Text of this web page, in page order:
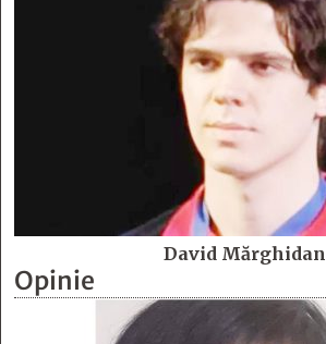
David Mărghidan
Opinie